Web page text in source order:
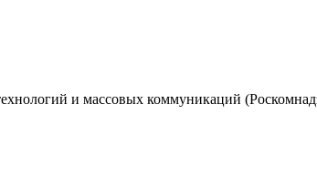
и массовых коммуникаций